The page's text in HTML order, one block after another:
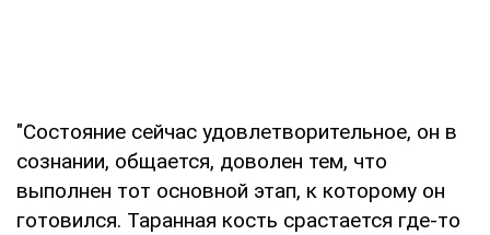
"Состояние сейчас удовлетворительное, он в
сознании, общается, доволен тем, что
выполнен тот основной этап, к которому он
готовился. Таранная кость срастается где-то